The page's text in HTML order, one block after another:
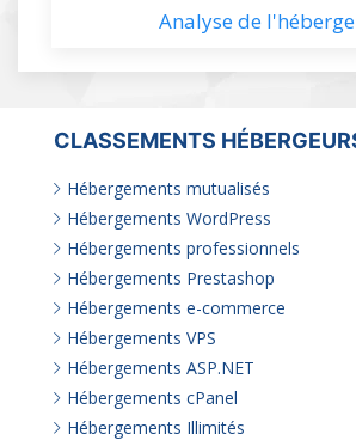
Analyse de
CLASSEMENTS
Hébergements mutualisés
Hébergements WordPress
Hébergements professionnels
Hébergements Prestashop
Hébergements e-commerce
Hébergements VPS
Hébergements ASP.NET
Hébergements cPanel
Hébergements Illimités